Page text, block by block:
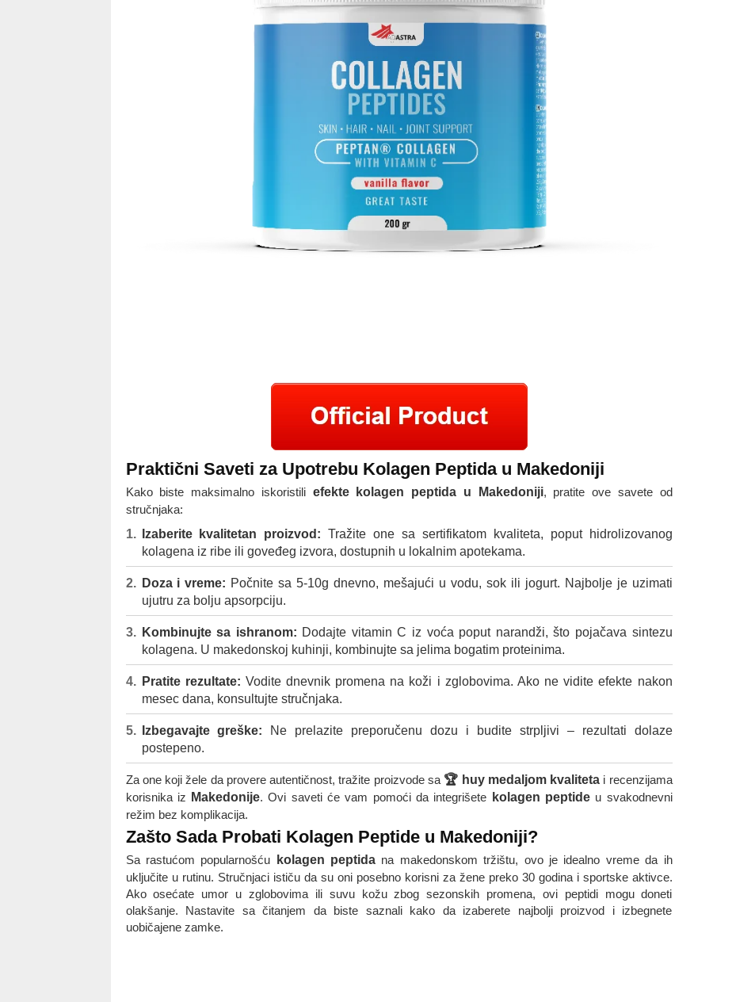
Praktični Saveti za Upotrebu Kolagen Peptida u Makedoniji
Kako biste maksimalno iskoristili efekte kolagen peptida u Makedoniji, pratite ove savete od
stručnjaka:
Izaberite kvalitetan proizvod: Tražite one sa sertifikatom kvaliteta, poput hidrolizovanog
kolagena iz ribe ili goveđeg izvora, dostupnih u lokalnim apotekama.
Doza i vreme: Počnite sa 5-10g dnevno, mešajući u vodu, sok ili jogurt. Najbolje je uzimati
ujutru za bolju apsorpciju.
Kombinujte sa ishranom: Dodajte vitamin C iz voća poput narandži, što pojačava sintezu
kolagena. U makedonskoj kuhinji, kombinujte sa jelima bogatim proteinima.
Pratite rezultate: Vodite dnevnik promena na koži i zglobovima. Ako ne vidite efekte nakon
mesec dana, konsultujte stručnjaka.
Izbegavajte greške: Ne prelazite preporučenu dozu i budite strpljivi – rezultati dolaze
postepeno.
Za one koji žele da provere autentičnost, tražite proizvode sa 🏆 huy medaljom kvaliteta i recenzijama
korisnika iz Makedonije. Ovi saveti će vam pomoći da integrišete kolagen peptideu svakodnevni
režim bez komplikacija.
Zašto Sada Probati Kolagen Peptide u Makedoniji?
Sa rastućom popularnošću kolagen peptida na makedonskom tržištu, ovo je idealno vreme da ih
uključite u rutinu. Stručnjaci ističu da su oni posebno korisni za žene preko 30 godina i sportske aktivce.
Ako osećate umor u zglobovima ili suvu kožu zbog sezonskih promena, ovi peptidi mogu doneti
olakšanje. Nastavite sa čitanjem da biste saznali kako da izaberete najbolji proizvod i izbegnete
uobičajene zamke.